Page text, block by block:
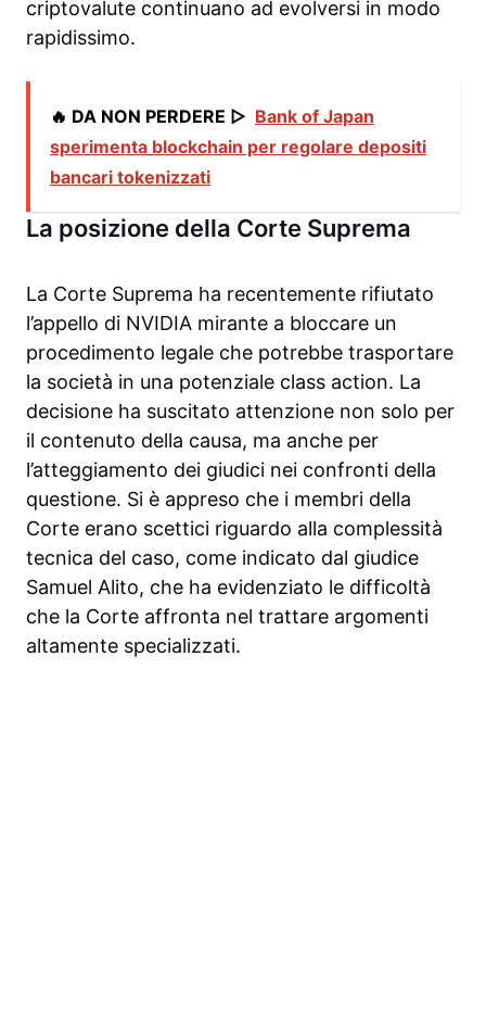
criptovalute continuano ad evolversi in modo
rapidissimo.
🔥 DA NON PERDERE ▷ Bank of Japan
sperimenta blockchain per regolare depositi
bancari tokenizzati
La posizione della Corte Suprema
La Corte Suprema ha recentemente rifiutato
l’appello di NVIDIA mirante a bloccare un
procedimento legale che potrebbe trasportare
la società in una potenziale class action. La
decisione ha suscitato attenzione non solo per
il contenuto della causa, ma anche per
l’atteggiamento dei giudici nei confronti della
questione. Si è appreso che i membri della
Corte erano scettici riguardo alla complessità
tecnica del caso, come indicato dal giudice
Samuel Alito, che ha evidenziato le difficoltà
che la Corte affronta nel trattare argomenti
altamente specializzati.